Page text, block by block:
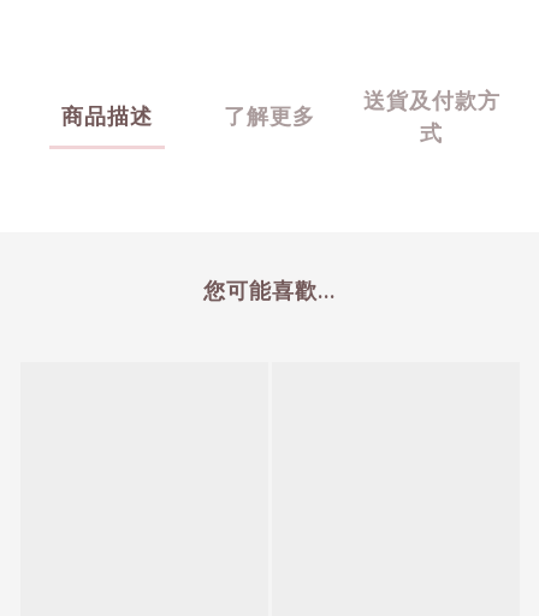
商品描述 了解更多
送貨及付款方
式
您可能喜歡...